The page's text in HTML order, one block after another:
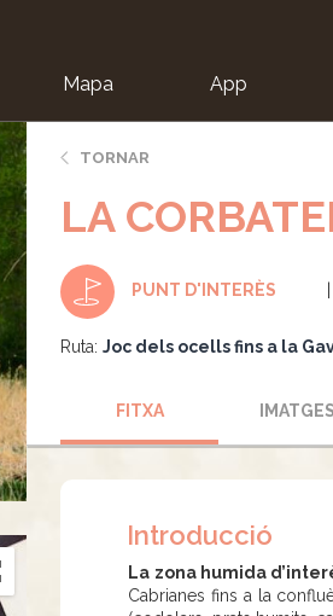
Mapa App
TORNAR
LA
PUNT D'INTERÈS
Ruta: Joc dels ocells fins a la
FITXA IMATGES
Introducció
La zona humida
Cabrianes fins a la